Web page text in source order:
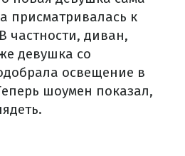
присматривалась к
частности, диван,
девушка со
освещение в
шоумен показал,